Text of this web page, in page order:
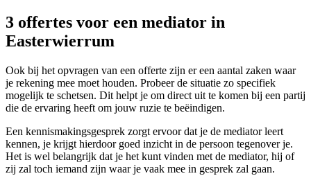
3 offertes voor een mediator in
Easterwierrum
Ook bij het opvragen van een offerte zijn er een aantal zaken waar
je rekening mee moet houden. Probeer de situatie zo specifiek
mogelijk te schetsen. Dit helpt je om direct uit te komen bij een partij
die de ervaring heeft om jouw ruzie te beëindigen.
Een kennismakingsgesprek zorgt ervoor dat je de mediator leert
kennen, je krijgt hierdoor goed inzicht in de persoon tegenover je.
Het is wel belangrijk dat je het kunt vinden met de mediator, hij of
zij zal toch iemand zijn waar je vaak mee in gesprek zal gaan.